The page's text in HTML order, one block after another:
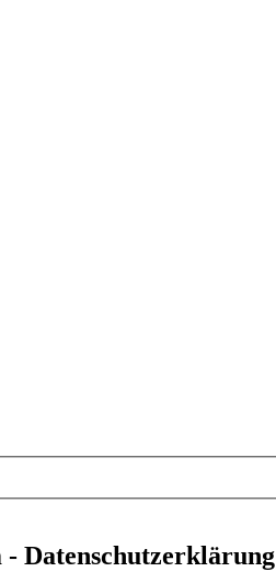
- Datenschutzerklärung